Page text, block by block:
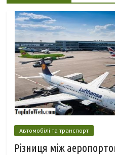
Автомобілі та транспорт
Різниця між